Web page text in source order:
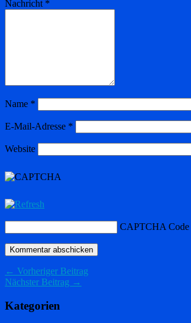
Nachricht *
Name *
E-Mail-Adresse *
Website
CAPTCHA Code
← Vorheriger Beitrag
Nächster Beitrag →
Kategorien